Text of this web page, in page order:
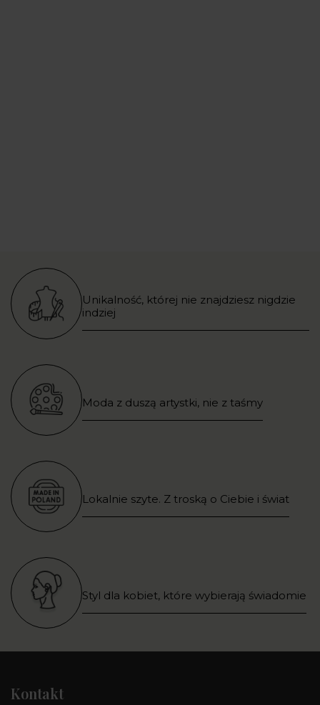
Unikalność, której nie znajdziesz nigdzie
indziej
Moda z duszą artystki, nie z taśmy
Lokalnie szyte. Z troską o Ciebie i świat
Styl dla kobiet, które wybierają świadomie
Kontakt